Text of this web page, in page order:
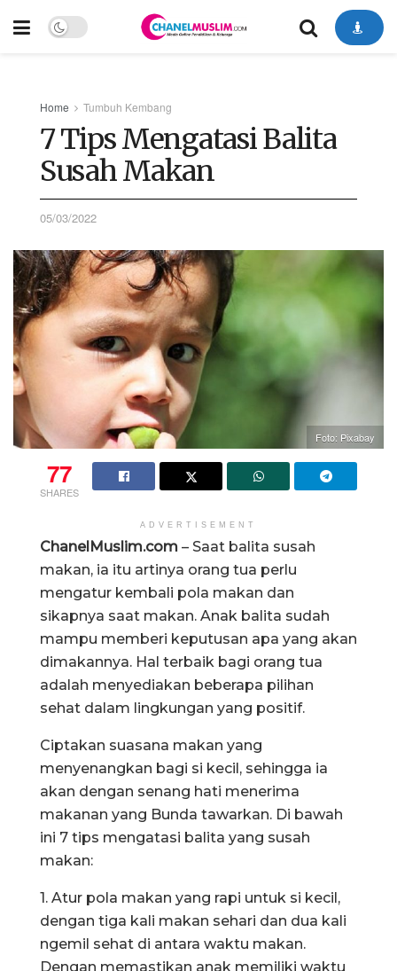
Home Tumbuh Kembang
7 Tips Mengatasi Balita
Susah Makan
05/03/2022
Foto: Pixabay
77
SHARES
ADVERTISEMENT
ChanelMuslim.com – Saat balita susah
makan, ia itu artinya orang tua perlu
mengatur kembali pola makan dan
sikapnya saat makan. Anak balita sudah
mampu memberi keputusan apa yang akan
dimakannya. Hal terbaik bagi orang tua
adalah menyediakan beberapa pilihan
sehat dalam lingkungan yang positif.
Ciptakan suasana makan yang
menyenangkan bagi si kecil, sehingga ia
akan dengan senang hati menerima
makanan yang Bunda tawarkan. Di bawah
ini 7 tips mengatasi balita yang susah
makan:
1. Atur pola makan yang rapi untuk si kecil,
dengan tiga kali makan sehari dan dua kali
ngemil sehat di antara waktu makan.
Dengan memastikan anak memiliki waktu